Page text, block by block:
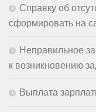
Справку об
сформировать на
Неправильное
к возникновению
Выплата